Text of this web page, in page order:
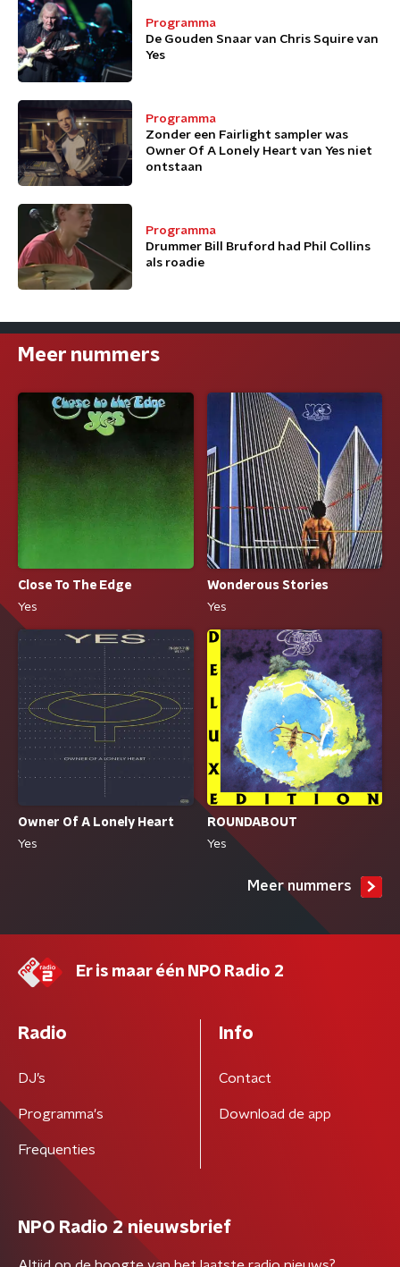
Programma
De Gouden Snaar van Chris Squire van
Yes
Programma
Zonder een Fairlight sampler was
Owner Of A Lonely Heart van Yes niet
ontstaan
Programma
Drummer Bill Bruford had Phil Collins
als roadie
Meer nummers
Close To The Edge
Yes
Wonderous Stories
Yes
Owner Of A Lonely Heart
Yes
ROUNDABOUT
Yes
Meer nummers
Er is maar één NPO Radio 2
Radio
DJ’s
Programma's
Frequenties
Info
Contact
Download de app
NPO Radio 2 nieuwsbrief